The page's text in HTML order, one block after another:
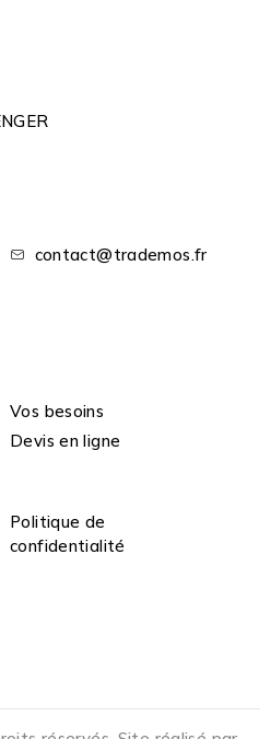
contact@trademos.fr
Vos besoins
Devis en ligne
Politique de
confidentialité